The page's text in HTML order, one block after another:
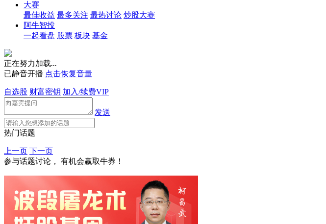
大赛
最佳收益 最多关注 最热讨论 炒股大赛
阿牛智投
一起看盘 股票 板块 基金
正在努力加载...
已静音开播 点击恢复音量
自选股 财富密钥 加入/续费VIP
发送
热门话题
上一页 下一页
参与话题讨论， 有机会赢取牛券！